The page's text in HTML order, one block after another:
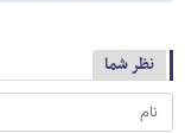
نظر شما